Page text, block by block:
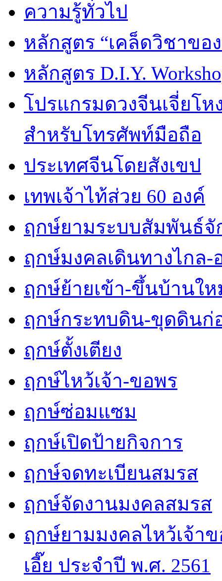
ความรู้ทั่วไป
หลักสูตร “เคล็ดวิชาขอ
หลักสูตร D.I.Y.
โปรแกรมดวงจีนเจี่ยโห
สำหรับโทรศัพท์มือถือ
ประเทศจีนโดยสังเขป
เทพเจ้าไท้ส่วย 60 องค์
ฤกษ์ยามระบบสัมพันธ์จั
ฤกษ์มงคลเดินทางไกล-
ฤกษ์ย้ายเข้า-ขึ้นบ้านใ
ฤกษ์กระทบดิน-ขุดดินก่
ฤกษ์ตั้งเตียง
ฤกษ์ไหว้เจ้า-ขอพร
ฤกษ์ซ่อมแซม
ฤกษ์เปิดป้ายกิจการ
ฤกษ์จดทะเบียนสมรส
ฤกษ์จัดงานมงคลสมรส
ฤกษ์ยามมงคลไหว้เจ้า
เอี๊ย ประจำปี พ.ศ. 2561